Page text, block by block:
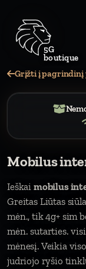
Grįžti į pagrindinį
Mobilus
Ieškai mobilus
Greitas Liūtas
mėn., tik 4g+ sim
mėn. sutarties.
mėnesį. Veikia
judriojo ryšio